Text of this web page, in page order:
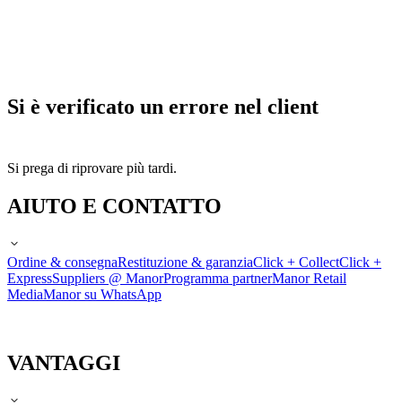
Si è verificato un errore nel client
Si prega di riprovare più tardi.
AIUTO E CONTATTO
Ordine & consegnaRestituzione & garanziaClick + CollectClick +
ExpressSuppliers @ ManorProgramma partnerManor Retail
MediaManor su WhatsApp
VANTAGGI